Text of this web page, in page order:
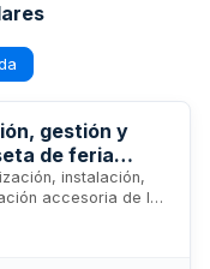
gestión y
de feria
instalación,
accesoria de la
la Feria Real de
toda la